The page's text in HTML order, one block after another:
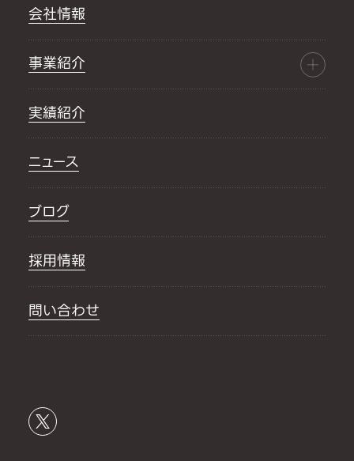
会社情報
事業紹介
実績紹介
ニュース
ブログ
採用情報
問い合わせ